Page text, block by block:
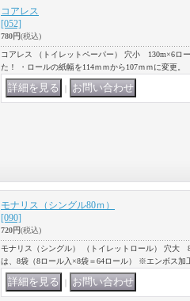
コアレス
[052]
780円(税込)
コアレス （トイレットペーパー） 穴小 130m×6ロ
た！ ・ロールの紙幅を114ｍｍから107ｍｍに変更。
モナリス（シングル80ｍ）
[090]
720円(税込)
モナリス（シングル） （トイレットロール） 穴大
は、8袋（8ロール入×8袋＝64ロール） ※エンボス